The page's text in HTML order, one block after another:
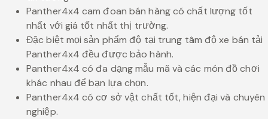
Panther4x4 cam đoan bán hàng có chất lượng tốt
nhất với giá tốt nhất thị trường.
Đặc biệt mọi sản phẩm độ tại trung tâm độ xe bán tải
Panther4x4 đều được bảo hành.
Panther4x4 có đa dạng mẫu mã và các món đồ chơi
khác nhau để bạn lựa chọn.
Panther4x4 có cơ sở vật chất tốt, hiện đại và chuyên
nghiệp.